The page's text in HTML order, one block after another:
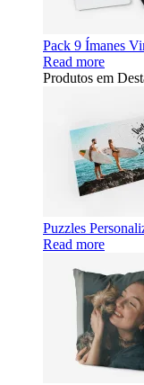
Pack 9 Ímanes
Read more
Produtos em
Puzzles
Read more